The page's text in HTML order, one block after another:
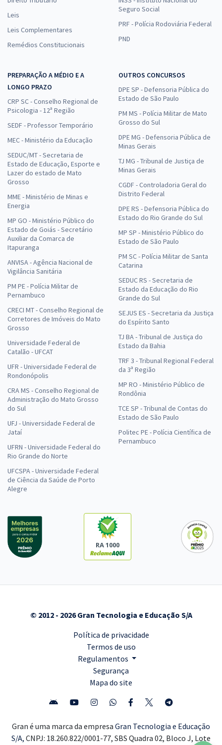
Leis
Leis Complementares
Remédios Constitucionais
Seguro Social
PRF - Polícia Rodoviária Federal
PND
PREPARAÇÃO A MÉDIO E A
LONGO PRAZO
CRP SC - Conselho Regional de
Psicologia - 12ª Região
SEDF - Professor Temporário
MEC - Ministério da Educação
SEDUC/MT - Secretaria de
Estado de Educação, Esporte e
Lazer do estado de Mato
Grosso
MME - Ministério de Minas e
Energia
MP GO - Ministério Público do
Estado de Goiás - Secretário
Auxiliar da Comarca de
Itapuranga
ANVISA - Agência Nacional de
Vigilância Sanitária
PM PE - Polícia Militar de
Pernambuco
CRECI MT - Conselho Regional de
Corretores de Imóveis do Mato
Grosso
Universidade Federal de
Catalão - UFCAT
UFR - Universidade Federal de
Rondonópolis
CRA MS - Conselho Regional de
Administração do Mato Grosso
do Sul
UFJ - Universidade Federal de
Jataí
UFRN - Universidade Federal do
Rio Grande do Norte
UFCSPA - Universidade Federal
de Ciência da Saúde de Porto
Alegre
OUTROS CONCURSOS
DPE SP - Defensoria Pública do
Estado de São Paulo
PM MS - Polícia Militar de Mato
Grosso do Sul
DPE MG - Defensoria Pública de
Minas Gerais
TJ MG - Tribunal de Justiça de
Minas Gerais
CGDF - Controladoria Geral do
Distrito Federal
DPE RS - Defensoria Pública do
Estado do Rio Grande do Sul
MP SP - Ministério Público do
Estado de São Paulo
PM SC - Polícia Militar de Santa
Catarina
SEDUC RS - Secretaria de
Estado da Educação do Rio
Grande do Sul
SEJUS ES - Secretaria da Justiça
do Espírito Santo
TJ BA - Tribunal de Justiça do
Estado da Bahia
TRF 3 - Tribunal Regional Federal
da 3ª Região
MP RO - Ministério Público de
Rondônia
TCE SP - Tribunal de Contas do
Estado de São Paulo
Politec PE - Polícia Científica de
Pernambuco
RA 1000
© 2012 - 2026 Gran Tecnologia e Educação S/A
Política de privacidade
Termos de uso
Regulamentos
Segurança
Mapa do site
Gran é uma marca da empresa Gran Tecnologia e Educação
S/A, CNPJ: 18.260.822/0001-77, SBS Quadra 02, Bloco J, Lote